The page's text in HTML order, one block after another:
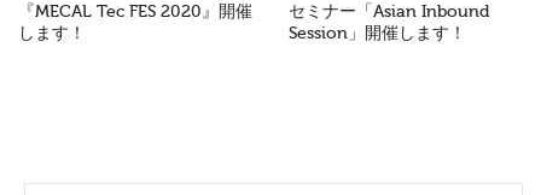
『MECAL Tec FES 2020』開催
します！
セミナー「Asian Inbound
Session」開催します！